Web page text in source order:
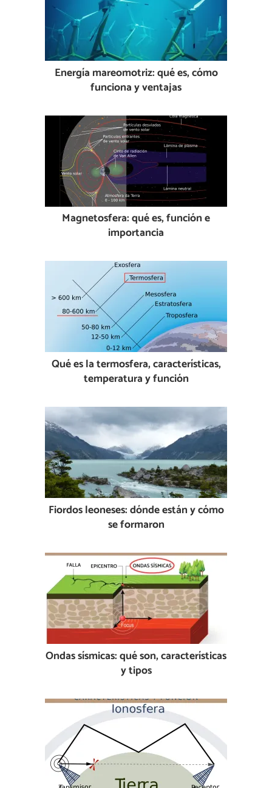
Energía mareomotriz: qué es, cómo
funciona y ventajas
Magnetosfera: qué es, función e
importancia
Qué es la termosfera, características,
temperatura y función
Fiordos leoneses: dónde están y cómo
se formaron
Ondas sísmicas: qué son, características
y tipos